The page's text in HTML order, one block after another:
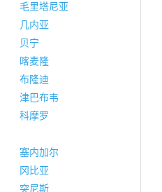
毛里塔尼亚
几内亚
贝宁
喀麦隆
布隆迪
津巴布韦
科摩罗
塞内加尔
冈比亚
突尼斯